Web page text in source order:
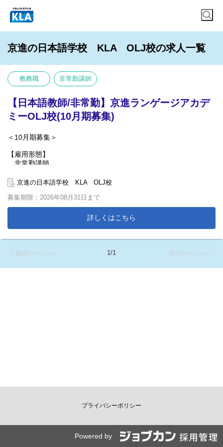
京進の日本語学校 KLA OLJ校の求人一覧
教務職 非常勤講師
【日本語教師/非常勤】京進ランゲージアカデ
ミーOLJ校(10月期募集)
＜10月期募集＞
【雇用形態】
非常勤講師
【具体的な業務内容】
語学学習指導及び引継ぎ・採点等それに付帯する業務
【授業時間】
午前クラス9:20-12:30 / 午後クラス13:30-16:40
京進の日本語学校 KLA OLJ校
募集期限：2026年08月31日まで
詳しくはこちら
〈 前のページへ 1/1 次のページへ 〉
プライバシーポリシー
Powered by